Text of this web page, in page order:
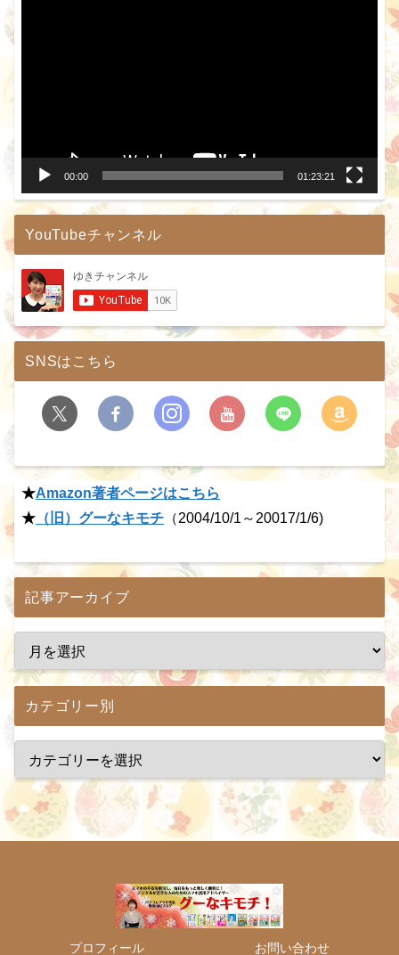
00:00 01:23:21
YouTubeチャンネル
SNSはこちら
★Amazon著者ページはこちら
★ （旧）グーなキモチ （2004/10/1～20017/1/6)
記事アーカイブ
カテゴリー別
プロフィール お問い合わせ